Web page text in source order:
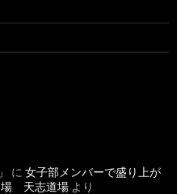
に 女子部メンバーで盛り上が
場 天志道場 より